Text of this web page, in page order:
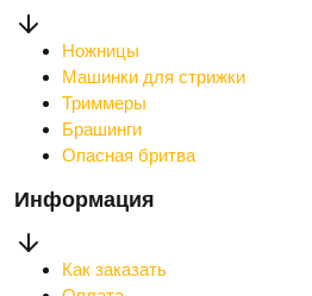
Ножницы
Машинки для стрижки
Триммеры
Брашинги
Опасная бритва
Информация
Как заказать